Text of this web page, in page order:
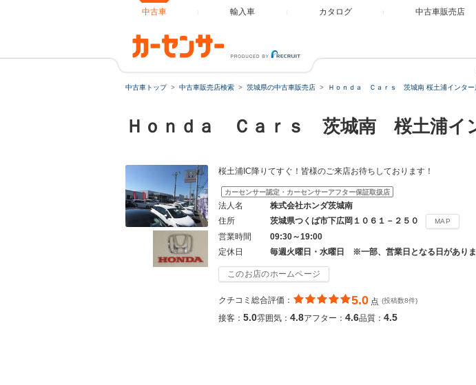
中古車 輸入車 カタログ 中古車販売店
中古車トップ 中古車販売店検索 茨城県の中古車販売店 Ｈｏｎｄａ Ｃａｒｓ 茨城南 桜土浦インター
Ｈｏｎｄａ Ｃａｒｓ 茨城南 桜土浦イ
桜土浦IC降りてすぐ！皆様のご来店お待ちしております！
カーセンサー認定・カーセンサーアフター保証取扱店
法人名
株式会社ホンダ茨城南
住所
茨城県つくば市下広岡１０６１－２５０ MAP
営業時間
09:30～19:00
定休日
毎週火曜日・水曜日 ※一部、営業日となる日がありま
このお店のホームページ
クチコミ総合評価： 5.0 点 (投稿数8件)
接客： 5.0雰囲気： 4.8アフター： 4.6品質： 4.5